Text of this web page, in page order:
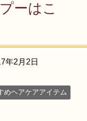
ーはこ
年2月2日
めヘアケアアイテム